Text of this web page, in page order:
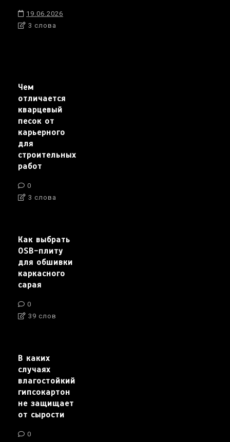
19.06.2026
3 слова
Чем
отличается
кварцевый
песок от
карьерного
для
строительных
работ
0
3 слова
Как выбрать
OSB-плиту
для обшивки
каркасного
сарая
0
39 слов
В каких
случаях
влагостойкий
гипсокартон
не защищает
от сырости
0